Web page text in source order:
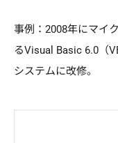
事例：2008年にマイ
るVisual Basic 6.0（
システムに改修。